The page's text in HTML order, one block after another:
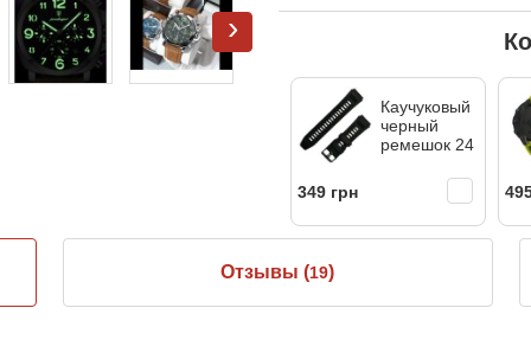
›
Каучуковый
черный
ремешок 24
349 грн
Отзывы (19)